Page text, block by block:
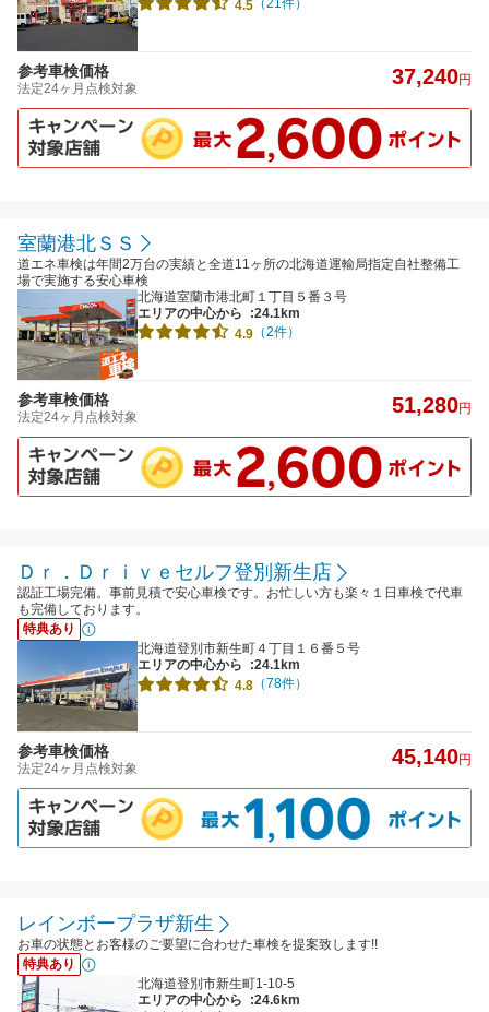
4.5 （21件）
参考車検価格
法定24ヶ月点検対象 37,240円
室蘭港北ＳＳ
道エネ車検は年間2万台の実績と全道11ヶ所の北海道運輸局指定自社整備工
場で実施する安心車検
北海道室蘭市港北町１丁目５番３号
エリアの中心から
:24.1km
4.9 （2件）
参考車検価格
法定24ヶ月点検対象 51,280円
Ｄｒ．Ｄｒｉｖｅセルフ登別新生店
認証工場完備。事前見積で安心車検です。お忙しい方も楽々１日車検で代車
も完備しております。
特典あり
北海道登別市新生町４丁目１６番５号
エリアの中心から
:24.1km
4.8 （78件）
参考車検価格
法定24ヶ月点検対象 45,140円
レインボープラザ新生
お車の状態とお客様のご要望に合わせた車検を提案致します!!
特典あり
北海道登別市新生町1-10-5
エリアの中心から
:24.6km